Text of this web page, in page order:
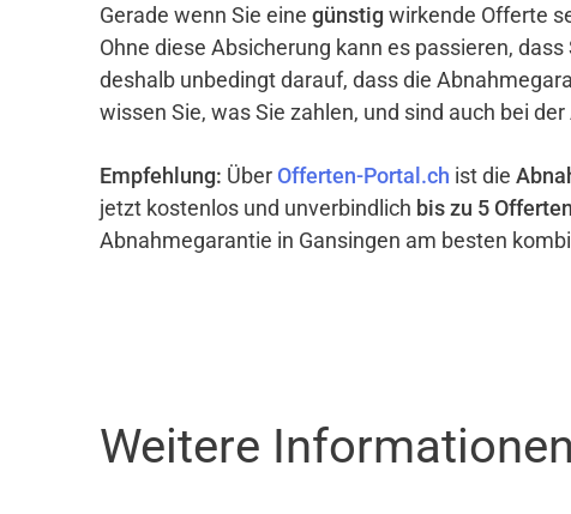
Gerade wenn Sie eine günstig wirkende Offerte
Ohne diese Absicherung kann es passieren,
deshalb unbedingt darauf, dass die
wissen Sie, was Sie zahlen, und sind auch bei
Empfehlung: Über Offerten-Portal.ch ist die
jetzt kostenlos und unverbindlich bis zu 5 Offerten
Abnahmegarantie in Gansingen am besten
Weitere